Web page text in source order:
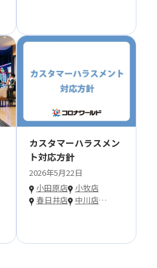
カスタマーハラスメン
ト対応方針
2026年5月22日
小田原店
小牧店
春日井店
中川店…